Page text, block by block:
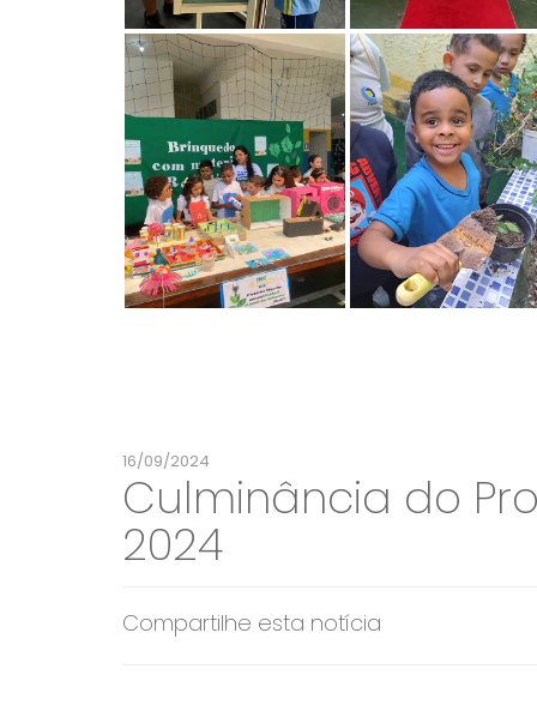
16/09/2024
Culminância do
2024
Compartilhe esta notícia